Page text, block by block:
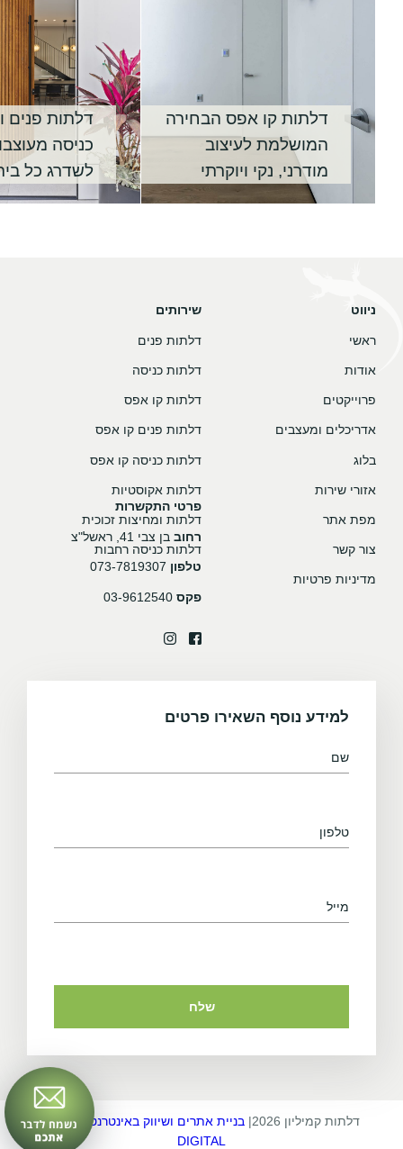
דלתות קו אפס הבחירה
המושלמת לעיצוב
מודרני, נקי ויוקרתי
דלתות פנים
כניסה
לשדרג כל
ניווט
ראשי
אודות
פרוייקטים
אדריכלים ומעצבים
בלוג
אזורי שירות
מפת אתר
צור קשר
מדיניות פרטיות
שירותים
דלתות פנים
דלתות כניסה
דלתות קו אפס
דלתות פנים קו אפס
דלתות כניסה קו אפס
דלתות אקוסטיות
דלתות ומחיצות זכוכית
דלתות כניסה רחבות
פרטי התקשרות
רחוב בן צבי 41, ראשל"צ
טלפון 073-7819307
פקס 03-9612540
למידע נוסף השאירו פרטים
דלתות קמיליון 2026 |
בניית אתרים ושיווק באינטרנט EXTRA
DIGITAL